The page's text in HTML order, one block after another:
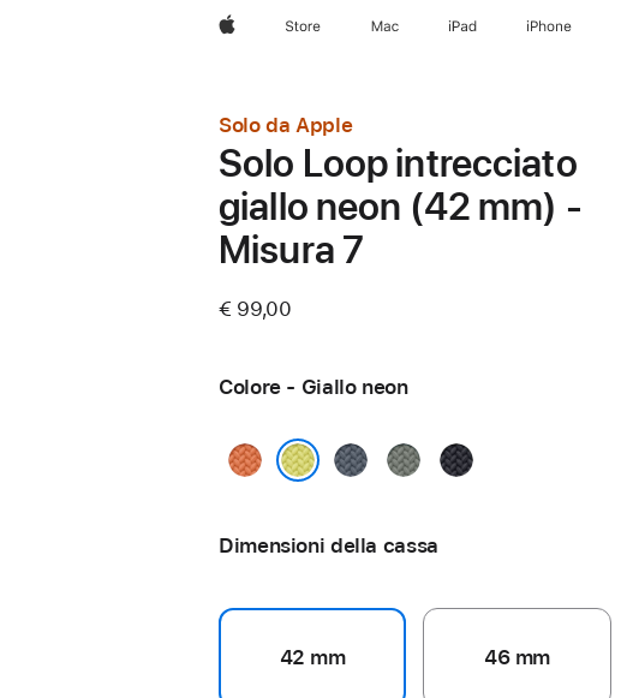
AppleStore Mac iPad iPhone
Solo da Apple
Solo Loop intrecciato
giallo neon (42 mm) -
Misura 7
€ 99,00
Colore - Giallo neon
Curcuma
Blu
GrigioverdeMezzanotte
Dimensioni della cassa
42 mm 46 mm